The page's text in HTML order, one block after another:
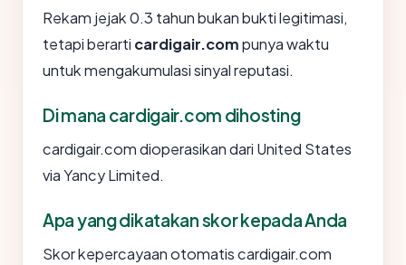
Rekam jejak 0.3 tahun bukan bukti legitimasi,
tetapi berarti cardigair.compunya waktu
untuk mengakumulasi sinyal reputasi.
Di mana cardigair.com dihosting
cardigair.com dioperasikan dari United States
via Yancy Limited.
Apa yang dikatakan skor kepada Anda
Skor kepercayaan otomatis cardigair.com